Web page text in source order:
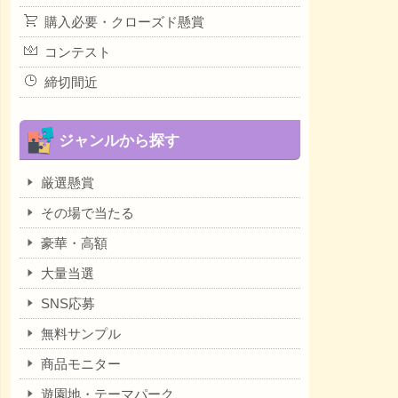
購入必要・クローズド懸賞
コンテスト
締切間近
ジャンルから探す
厳選懸賞
その場で当たる
豪華・高額
大量当選
SNS応募
無料サンプル
商品モニター
遊園地・テーマパーク